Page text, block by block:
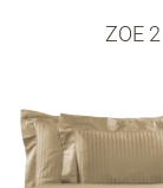
ZOE 2